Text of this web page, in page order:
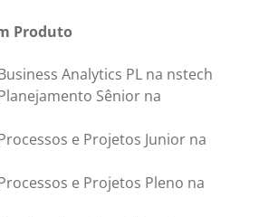
Produto
Analytics PL na nstech
Sênior na
e Projetos Junior na
e Projetos Pleno na